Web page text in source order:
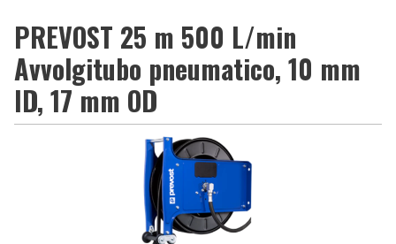
PREVOST 25 m 500 L/min
Avvolgitubo pneumatico, 10 mm
ID, 17 mm OD